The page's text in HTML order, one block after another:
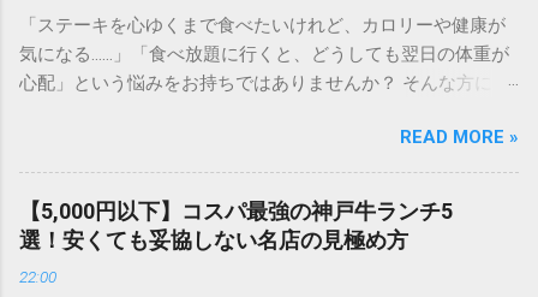
気の秘密は、単に「早い」だけではありません。 本格的な
「厚切り」へのこだわり ステーキの美味しさは、カットの厚
みで決まると言っても過言ではありません。薄いお肉では味
ア」の旨みを堪能できるのが最大の魅力です。 オーダーカッ
トで自由自在 自分の体調やお腹の空き具合に合わせて、1g単
位（※一部メニューを除く）でお肉の量を指定できるシステ
ムは、まさに合理的。食べ盛りの方はもちろん、少量を贅沢
「ステーキを心ゆくまで食べたいけれど、カロリーや健康が
気になる……」「食べ放題に行くと、どうしても翌日の体重が
心配」という悩みをお持ちではありませんか？ そんな方にこ
最高品質のグリル料理と、国内屈指の充実度を誇る「プレミ
アムサラダバー」が共存する場所。実は、食べる順番や選び
方を工夫する「ベジタブル・ファースト（野菜先食い）」を
徹底するだけで、ステーキ食べ放題を驚くほどヘルシーに、
そして罪悪感ゼロで楽しむことができるのです。 今回は、ダ
イエット中や健康志向の方でも安心して「肉活」を満喫でき
READ MORE »
【5,000円以下】コスパ最強の神戸牛ランチ5
選！安くても妥協しない名店の見極め方
22:00